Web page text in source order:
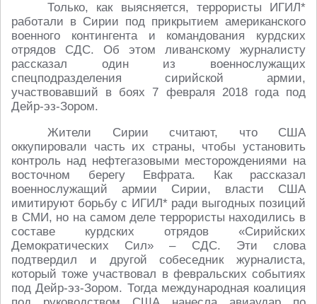
Только, как выясняется, террористы ИГИЛ*
работали в Сирии под прикрытием американского
военного контингента и командования курдских
отрядов СДС. Об этом ливанскому журналисту
рассказал один из военнослужащих
спецподразделения сирийской армии,
участвовавший в боях 7 февраля 2018 года под
Дейр-эз-Зором.
Жители Сирии считают, что США
оккупировали часть их страны, чтобы установить
контроль над нефтегазовыми месторождениями на
восточном берегу Евфрата. Как рассказал
военнослужащий армии Сирии, власти США
имитируют борьбу с ИГИЛ* ради выгодных позиций
в СМИ, но на самом деле террористы находились в
составе курдских отрядов «Сирийских
Демократических Сил» – СДС. Эти слова
подтвердил и другой собеседник журналиста,
который тоже участвовал в февральских событиях
под Дейр-эз-Зором. Тогда международная коалиция